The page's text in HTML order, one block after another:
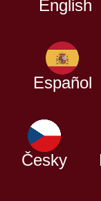
English
Español
Česky